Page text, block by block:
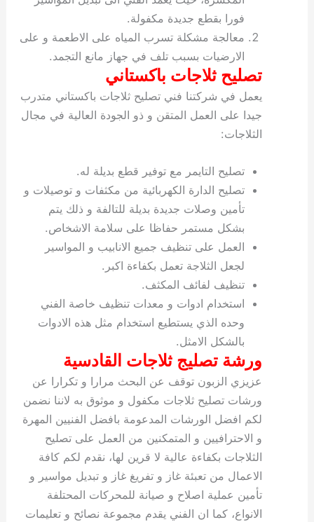
فورا بقطع جديدة مكفولة.
معالجة مشكلة تسرب المياه على الاطعمة و على
الارضيات بسبب تلف في جهاز مانع التجمد.
تصليح ثلاجات باكستاني
يعمل في شركتنا فني تصليح ثلاجات باكستاني متدرب
جيدا على العمل المتقن و ذو الجودة العالية في مجال
الثلاجات:
تصليح التايمر مع توفير قطع بديلة له.
تصليح الدارة الكهربائية من مكثفات و توصيلات و
تأمين وصلات جديدة بديلة للتالفة و ذلك يتم
بشكل مستمر حفاظا على سلامة الاشخاص.
العمل على تنظيف جميع الانابيب و المواسير
لجعل الثلاجة تعمل بكفاءة اكبر.
تنظيف لفائف المكثف.
استخدام ادوات و معدات تنظيف خاصة الفني
وحده الذي يستطيع استخدام مثل هذه الادوات
بالشكل الامثل.
ورشة تصليج ثلاجات القادسية
عزيزي الزبون توقف عن البحث مرارا و تكرارا عن
ورشات تصليح ثلاجات مكفول و موثوق به لاننا نضمن
لكم افضل الورشات المدعومة بافضل الفنيين المهرة
و الاحترافيين و المتمكنين من العمل على تصليح
الثلاجات بكفاءة عالية لا قرين لها، نقدم لكم كافة
الاعمال من تعبئة غاز و تفريغ غاز و تبديل مواسير و
تأمين عملية اصلاح و صيانة للمحركات المحتلفة
الانواع، كما ان الفني يقدم مجموعة نصائح و تعليمات